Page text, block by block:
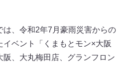
、令和2年7月豪雨災害からの
ベント「くまもとモン×大阪
、大丸梅田店、グランフロン